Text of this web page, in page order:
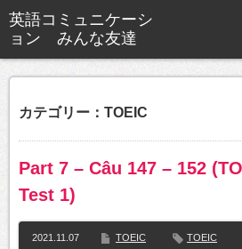
英語コミュニケーシ
ョン みんな友達
カテゴリー：TOEIC
Part 7 – Câu 147 – 152
Test 1)
2021.11.07 TOEIC
TOEIC